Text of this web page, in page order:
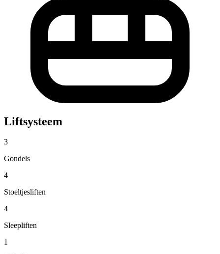
Liftsysteem
3
Gondels
4
Stoeltjesliften
4
Sleepliften
1